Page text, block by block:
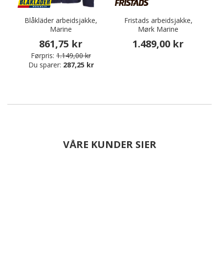
Blåkläder arbeidsjakke,
Marine
861,75 kr
Førpris: 1.149,00 kr
Du sparer: 287,25 kr
Fristads arbeidsjakke,
Mørk Marine
1.489,00 kr
VÅRE KUNDER SIER